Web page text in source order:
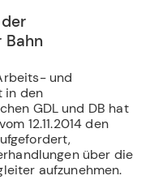
und
in den
GDL und DB hat
12.11.2014 den
über die
aufzunehmen.